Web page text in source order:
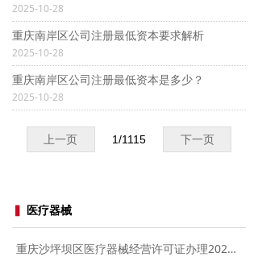
2025-10-28
重庆南岸区公司注册最低资本要求解析
2025-10-28
重庆南岸区公司注册最低资本是多少？
2025-10-28
上一页 下一页
1/1115
医疗器械
重庆沙坪坝区医疗器械经营许可证办理2026：新办公司条件+材料+流程全攻略